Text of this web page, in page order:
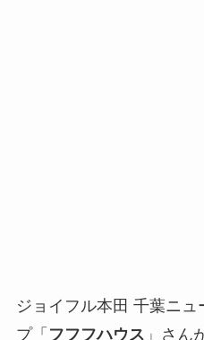
ジョイフル本田 千葉ニ
プ「 フフフハウス 」さん